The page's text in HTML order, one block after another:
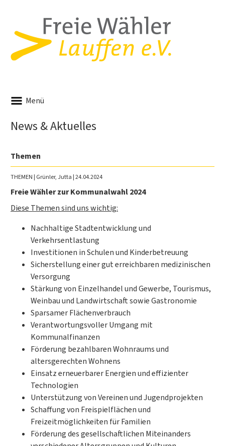
Menü
News & Aktuelles
Themen
THEMEN | Grünler, Jutta | 24.04.2024
Freie Wähler zur Kommunalwahl 2024
Diese Themen sind uns wichtig:
Nachhaltige Stadtentwicklung und
Verkehrsentlastung
Investitionen in Schulen und Kinderbetreuung
Sicherstellung einer gut erreichbaren medizinischen
Versorgung
Stärkung von Einzelhandel und Gewerbe, Tourismus,
Weinbau und Landwirtschaft sowie Gastronomie
Sparsamer Flächenverbrauch
Verantwortungsvoller Umgang mit
Kommunalfinanzen
Förderung bezahlbaren Wohnraums und
altersgerechten Wohnens
Einsatz erneuerbarer Energien und effizienter
Technologien
Unterstützung von Vereinen und Jugendprojekten
Schaffung von Freispielflächen und
Freizeitmöglichkeiten für Familien
Förderung des gesellschaftlichen Miteinanders